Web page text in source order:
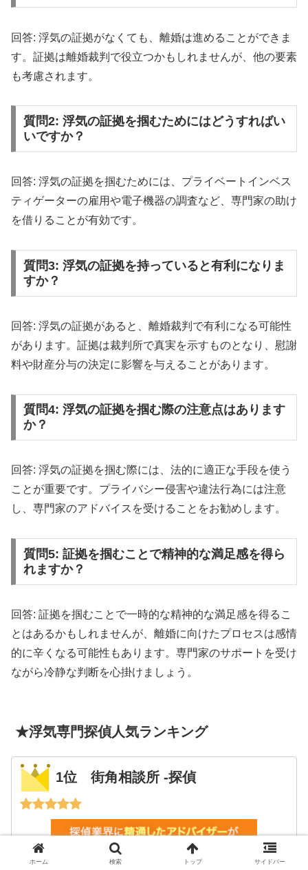
回答: 浮気の証拠がなくても、離婚は進めることができま
す。証拠は離婚裁判で役立つかもしれませんが、他の要素
も考慮されます。
質問2: 浮気の証拠を掴むためにはどうすればい
いですか？
回答: 浮気の証拠を掴むためには、プライベートインベス
ティゲーターの雇用や電子機器の調査など、専門家の助け
を借りることが有効です。
質問3: 浮気の証拠を持っていると有利になりま
すか？
回答: 浮気の証拠があると、離婚裁判で有利になる可能性
があります。証拠は裁判所で真実を示すものとなり、慰謝
料や財産分与の決定に影響を与えることがあります。
質問4: 浮気の証拠を掴む際の注意点はあります
か？
回答: 浮気の証拠を掴む際には、法的に適正な手段を使う
ことが重要です。プライバシー侵害や違法行為には注意
し、専門家のアドバイスを受けることをお勧めします。
質問5: 証拠を掴むことで精神的な満足感を得ら
れますか？
回答: 証拠を掴むことで一時的な精神的な満足感を得るこ
とはあるかもしれませんが、離婚に向けたプロセスは感情
的に辛くなる可能性もあります。専門家のサポートを受け
ながら冷静な判断を心掛けましょう。
★浮気専門探偵人気ランキング
1位 街角相談所 -探偵
ホーム 検索 トップ サイドバー